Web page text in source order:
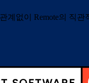
없이 Remote의 직관